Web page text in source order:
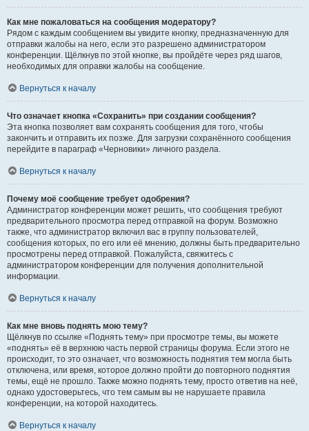
Как мне пожаловаться на сообщения модератору?
Рядом с каждым сообщением вы увидите кнопку, предназначенную для
отправки жалобы на него, если это разрешено администратором
конференции. Щёлкнув по этой кнопке, вы пройдёте через ряд шагов,
необходимых для оправки жалобы на сообщение.
Вернуться к началу
Что означает кнопка «Сохранить» при создании сообщения?
Эта кнопка позволяет вам сохранять сообщения для того, чтобы
закончить и отправить их позже. Для загрузки сохранённого сообщения
перейдите в параграф «Черновики» личного раздела.
Вернуться к началу
Почему моё сообщение требует одобрения?
Администратор конференции может решить, что сообщения требуют
предварительного просмотра перед отправкой на форум. Возможно
также, что администратор включил вас в группу пользователей,
сообщения которых, по его или её мнению, должны быть предварительно
просмотрены перед отправкой. Пожалуйста, свяжитесь с
администратором конференции для получения дополнительной
информации.
Вернуться к началу
Как мне вновь поднять мою тему?
Щёлкнув по ссылке «Поднять тему» при просмотре темы, вы можете
«поднять» её в верхнюю часть первой страницы форума. Если этого не
происходит, то это означает, что возможность поднятия тем могла быть
отключена, или время, которое должно пройти до повторного поднятия
темы, ещё не прошло. Также можно поднять тему, просто ответив на неё,
однако удостоверьтесь, что тем самым вы не нарушаете правила
конференции, на которой находитесь.
Вернуться к началу